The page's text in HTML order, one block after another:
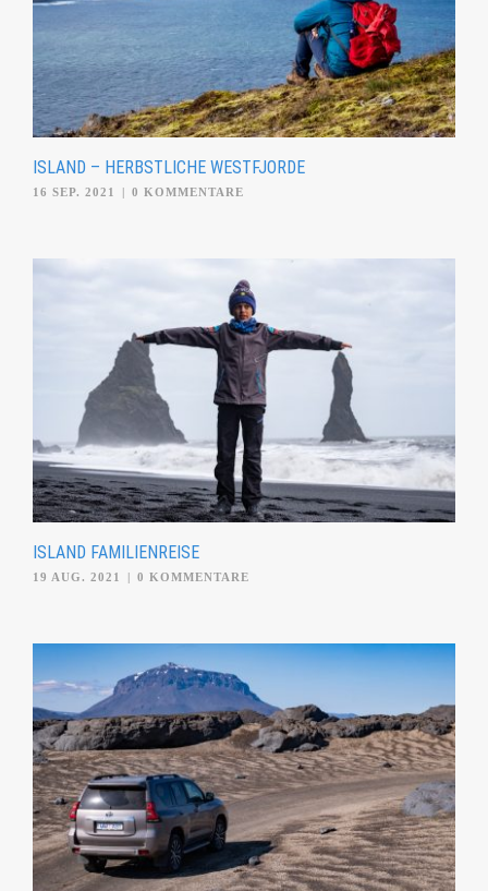
ISLAND – HERBSTLICHE WESTFJORDE
16 SEP. 2021 | 0 KOMMENTARE
ISLAND FAMILIENREISE
19 AUG. 2021 0 KOMMENTARE